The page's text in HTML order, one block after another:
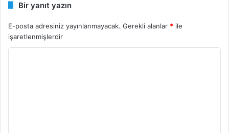
Bir yanıt yazın
E-posta adresiniz yayınlanmayacak. Gerekli alanlar * ile
işaretlenmişlerdir